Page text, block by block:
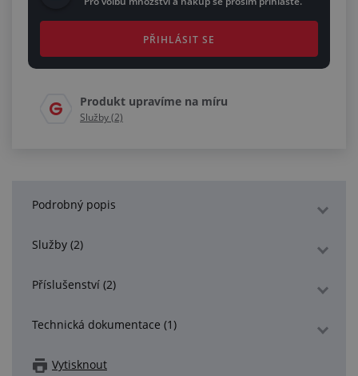
PŘIHLÁSIT SE
Produkt upravíme na míru
Služby (2)
Podrobný popis
Služby (2)
Příslušenství (2)
Technická dokumentace (1)
Vytisknout